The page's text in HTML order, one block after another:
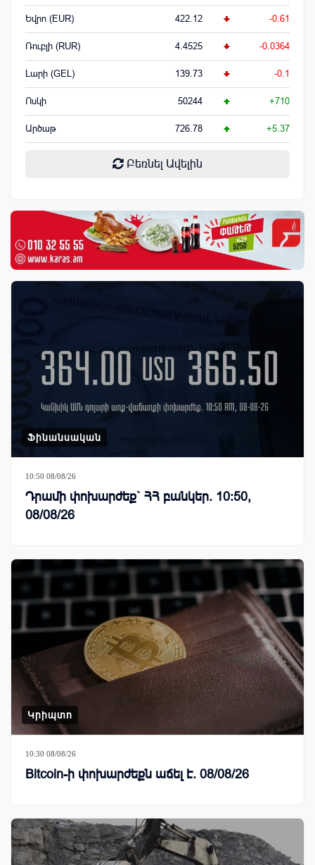
Եվրո (EUR) 422.12 -0.61
Ռուբլի (RUR) 4.4525 -0.0364
Լարի (GEL) 139.73 -0.1
Ոսկի 50244 +710
Արծաթ 726.78 +5.37
Բեռնել Ավելին
Ֆինանսական
10:50 08/08/26
Դրամի փոխարժեք` ՀՀ բանկեր. 10:50,
08/08/26
Կրիպտո
10:30 08/08/26
Bitcoin-ի փոխարժեքն աճել է. 08/08/26